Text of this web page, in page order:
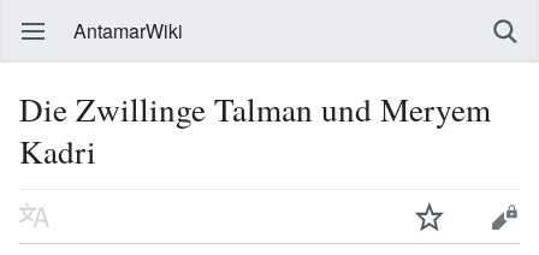
AntamarWiki
Die Zwillinge Talman und Meryem
Kadri